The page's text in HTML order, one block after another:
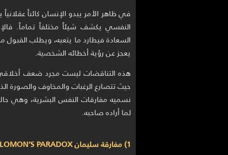
في ظاهر الأمر يبدو الإنسان كائناً
النفسي يكشف شيئاً مختلفاً تماماً.
السعادة فيطارد ما يتعبه، ويطلب
يعجز عن رؤية أخطائه الشخصية.
هذه التناقضات ليست مجرد ضعف أخلاقي
حيث تتصارع الرغبات والمخاوف والصورة
نسميه مفارقات النفس البشرية، وهي
لما أراده صاحبه.
1) مفارقة سليمان SOLOMON’S PARADOX